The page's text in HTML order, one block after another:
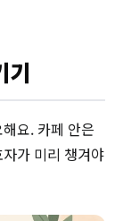
기
요. 카페 안은
가 미리 챙겨야